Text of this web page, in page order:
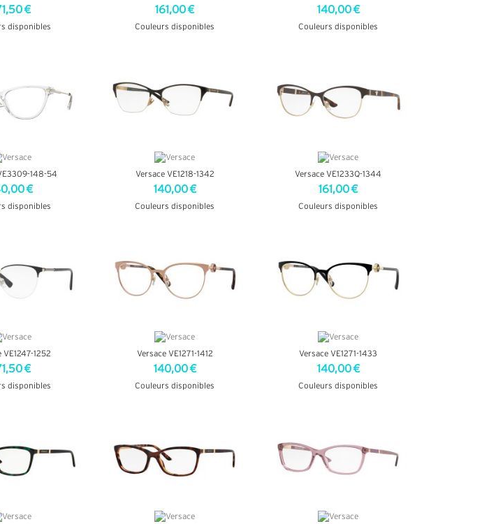
€
disponibles
161,00 €
Couleurs disponibles
140,00 €
Couleurs disponibles
148-54
€
disponibles
Versace VE1218-1342
140,00 €
Couleurs disponibles
Versace VE1233Q-1344
161,00 €
Couleurs disponibles
VE1247-1252
€
disponibles
Versace VE1271-1412
140,00 €
Couleurs disponibles
Versace VE1271-1433
140,00 €
Couleurs disponibles